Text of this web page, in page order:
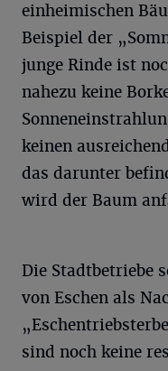
einheimischen
Beispiel der
junge Rinde ist
nahezu keine
keinen
das darunter
wird der Baum
Die Stadtbetriebe
von Eschen als
sind noch keine